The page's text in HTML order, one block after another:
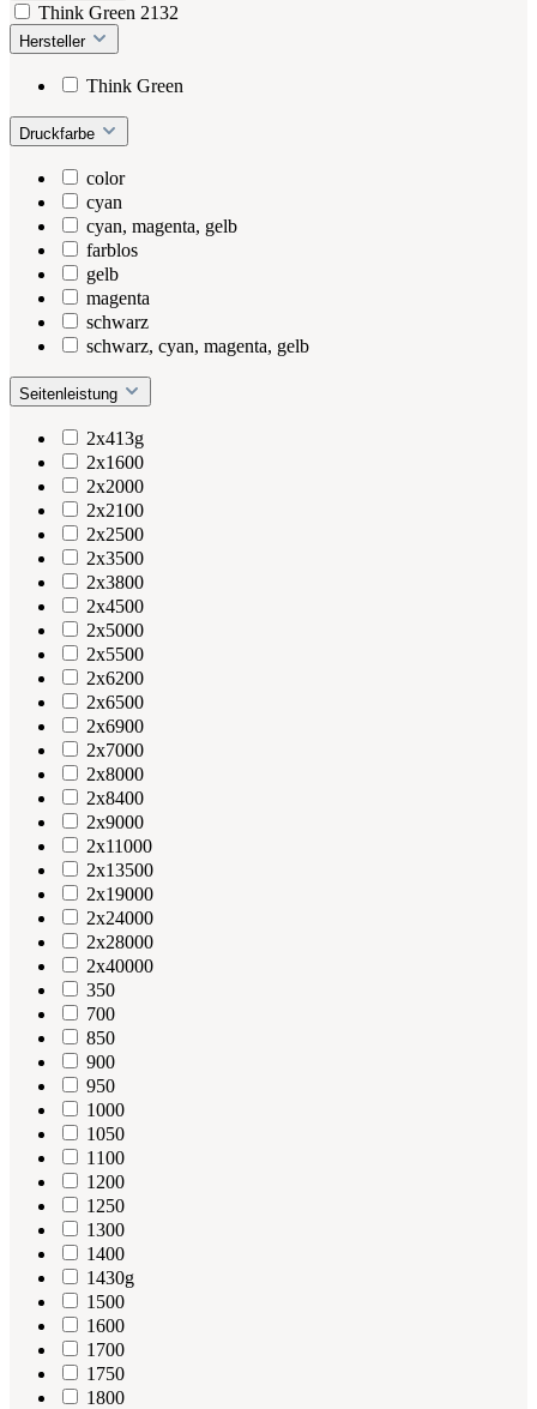
Think Green 2132
Hersteller
Think Green
Druckfarbe
color
cyan
cyan, magenta, gelb
farblos
gelb
magenta
schwarz
schwarz, cyan, magenta, gelb
Seitenleistung
2x413g
2x1600
2x2000
2x2100
2x2500
2x3500
2x3800
2x4500
2x5000
2x5500
2x6200
2x6500
2x6900
2x7000
2x8000
2x8400
2x9000
2x11000
2x13500
2x19000
2x24000
2x28000
2x40000
350
700
850
900
950
1000
1050
1100
1200
1250
1300
1400
1430g
1500
1600
1700
1750
1800